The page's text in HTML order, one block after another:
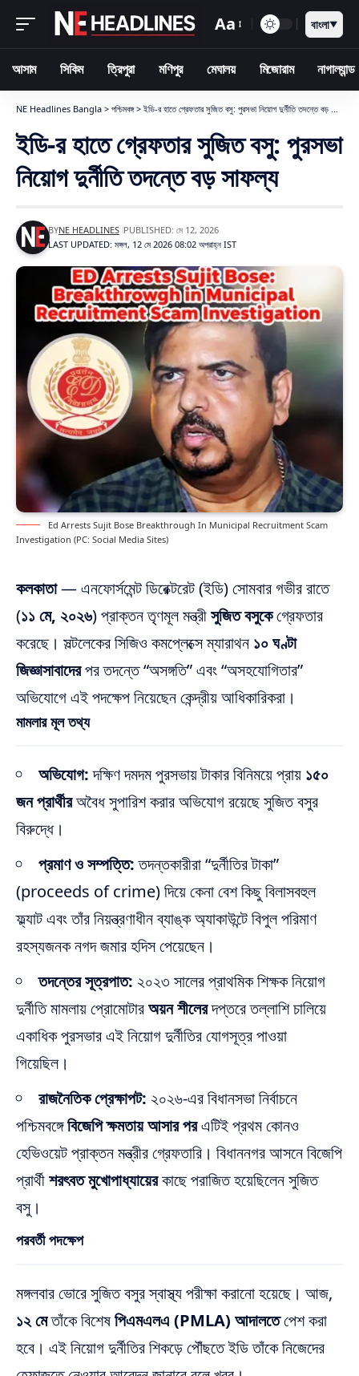
Aa বাংলা▼
আসাম সিকিম ত্রিপুরা মণিপুর মেঘালয় মিজোরাম নাগাল্যান্ড
NE Headlines Bangla > পশ্চিমবঙ্গ> ইডি-র হাতে গ্রেফতার সুজিত বসু: পুরসভা নিয়োগ দুর্নীতি তদন্তে বড় সাফল্য
ইডি-র হাতে গ্রেফতার সুজিত বসু: পুরসভা
নিয়োগ দুর্নীতি তদন্তে বড় সাফল্য
LAST UPDATED: মঙ্গল, 12 মে 2026 08:02 অপরাহ্ন IST
BYNE HEADLINES PUBLISHED: মে 12, 2026
Ed Arrests Sujit Bose Breakthrough In Municipal Recruitment Scam
Investigation (PC: Social Media Sites)
কলকাতা— এনফোর্সমেন্ট ডিরেক্টরেট (ইডি) সোমবার গভীর রাতে
(১১ মে, ২০২৬) প্রাক্তন তৃণমূল মন্ত্রীসুজিত বসুকেগ্রেফতার
করেছে। সল্টলেকের সিজিও কমপ্লেক্সে ম্যারাথন ১০ ঘণ্টা
জিজ্ঞাসাবাদেরপর তদন্তে “অসঙ্গতি” এবং “অসহযোগিতার”
অভিযোগে এই পদক্ষেপ নিয়েছেন কেন্দ্রীয় আধিকারিকরা।
মামলার মূল তথ্য
অভিযোগ:দক্ষিণ দমদম পুরসভায় টাকার বিনিময়ে প্রায় ১৫০
জন প্রার্থীরঅবৈধ সুপারিশ করার অভিযোগ রয়েছে সুজিত বসুর
বিরুদ্ধে।
প্রমাণ ও সম্পত্তি:তদন্তকারীরা “দুর্নীতির টাকা”
(proceeds of crime) দিয়ে কেনা বেশ কিছু বিলাসবহুল
ফ্ল্যাট এবং তাঁর নিয়ন্ত্রণাধীন ব্যাঙ্ক অ্যাকাউন্টে বিপুল পরিমাণ
রহস্যজনক নগদ জমার হদিস পেয়েছেন।
তদন্তের সূত্রপাত: ২০২৩ সালের প্রাথমিক শিক্ষক নিয়োগ
দুর্নীতি মামলায় প্রোমোটারঅয়ন শীলেরদপ্তরে তল্লাশি চালিয়ে
একাধিক পুরসভার এই নিয়োগ দুর্নীতির যোগসূত্র পাওয়া
গিয়েছিল।
রাজনৈতিক প্রেক্ষাপট: ২০২৬-এর বিধানসভা নির্বাচনে
পশ্চিমবঙ্গেবিজেপি ক্ষমতায় আসার পরএটিই প্রথম কোনও
হেভিওয়েট প্রাক্তন মন্ত্রীর গ্রেফতারি। বিধাননগর আসনে বিজেপি
প্রার্থীশরৎবত মুখোপাধ্যায়েরকাছে পরাজিত হয়েছিলেন সুজিত
বসু।
পরবর্তী পদক্ষেপ
মঙ্গলবার ভোরে সুজিত বসুর স্বাস্থ্য পরীক্ষা করানো হয়েছে। আজ,
১২ মেতাঁকে বিশেষপিএমএলএ (PMLA) আদালতেপেশ করা
হবে। এই নিয়োগ দুর্নীতির শিকড়ে পৌঁছতে ইডি তাঁকে নিজেদের